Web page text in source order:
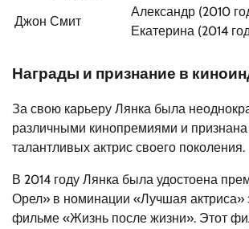
Джон Смит
Александр (2010
Екатерина (2014
Награды и признание в
За свою карьеру Лянка была
различными кинопремиями и
талантливых актрис своего поколения.
В 2014 году Лянка была удостоена
Орел» в номинации «Лучшая актриса»
фильме «Жизнь после жизни». Этот